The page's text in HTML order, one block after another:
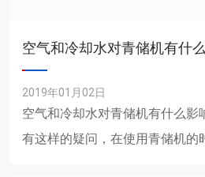
空气和冷却水对青储机有什
2019年01月02日
空气和冷却水对青储机有什么
有这样的疑问，在使用青储机的